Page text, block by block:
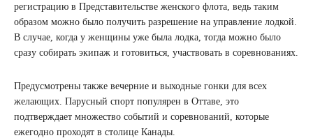
регистрацию в Представительстве женского флота, ведь таким
образом можно было получить разрешение на управление лодкой.
В случае, когда у женщины уже была лодка, тогда можно было
сразу собирать экипаж и готовиться, участвовать в соревнованиях.
Предусмотрены также вечерние и выходные гонки для всех
желающих. Парусный спорт популярен в Оттаве, это
подтверждает множество событий и соревнований, которые
ежегодно проходят в столице Канады.